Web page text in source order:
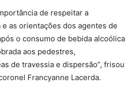
de respeitar a
as orientações dos agentes de
o consumo de bebida alcoólica
aos pedestres,
de travessia e dispersão”, frisou
Francyanne Lacerda.